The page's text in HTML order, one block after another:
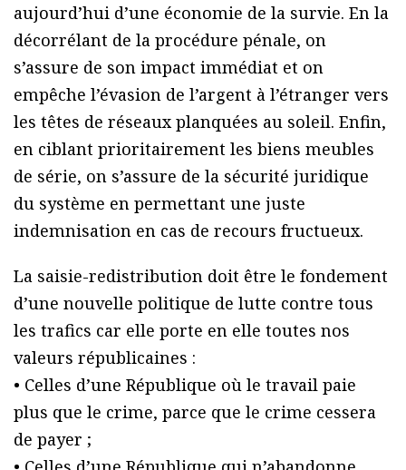
aujourd’hui d’une économie de la survie. En la
décorrélant de la procédure pénale, on
s’assure de son impact immédiat et on
empêche l’évasion de l’argent à l’étranger vers
les têtes de réseaux planquées au soleil. Enfin,
en ciblant prioritairement les biens meubles
de série, on s’assure de la sécurité juridique
du système en permettant une juste
indemnisation en cas de recours fructueux.
La saisie-redistribution doit être le fondement
d’une nouvelle politique de lutte contre tous
les trafics car elle porte en elle toutes nos
valeurs républicaines :
• Celles d’une République où le travail paie
plus que le crime, parce que le crime cessera
de payer ;